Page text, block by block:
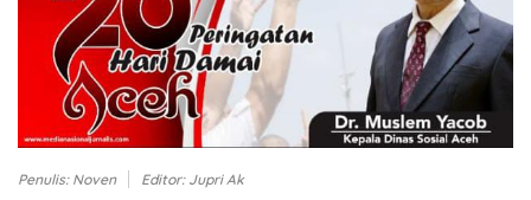
Penulis: Noven Editor: Jupri Ak